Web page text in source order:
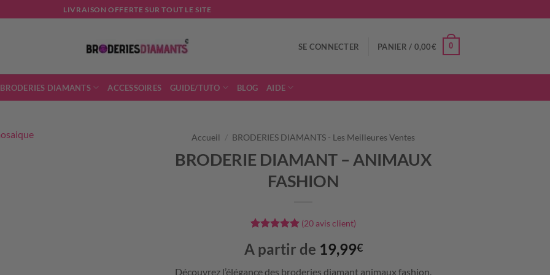
LIVRAISON OFFERTE SUR TOUT LE SITE
SE CONNECTER PANIER / 0,00€ 0
DIAMANTS ACCESSOIRES GUIDE/TUTO BLOG AIDE
Accueil / BRODERIES DIAMANTS - Les Meilleures Ventes
BRODERIE DIAMANT – ANIMAUX
FASHION
5 basé sur
notations
client
(20 avis client)
A partir de 19,99€
Découvrez l’élégance des broderies diamant animaux fashion.